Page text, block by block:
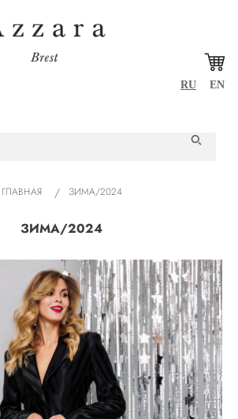
RU EN
ГЛАВНАЯ ЗИМА/2024
ЗИМА/2024